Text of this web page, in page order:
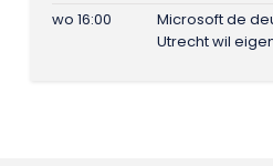
wo 16:00
Microsoft de
Utrecht wil